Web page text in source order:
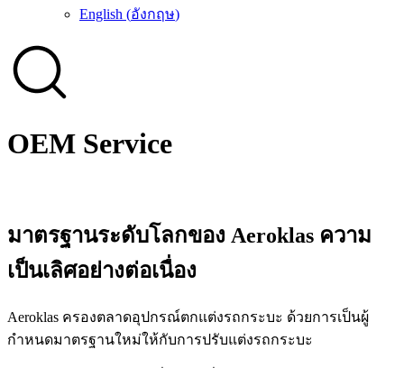
English (อังกฤษ)
OEM Service
มาตรฐานระดับโลกของ Aeroklas ความ
เป็นเลิศอย่างต่อเนื่อง
Aeroklas ครองตลาดอุปกรณ์ตกแต่งรถกระบะ ด้วยการเป็นผู้
กำหนดมาตรฐานใหม่ให้กับการปรับแต่งรถกระบะ